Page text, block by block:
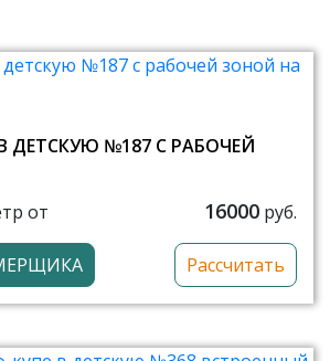
ДЕТСКУЮ №187 С РАБОЧЕЙ
от
16000 руб.
Рассчитать